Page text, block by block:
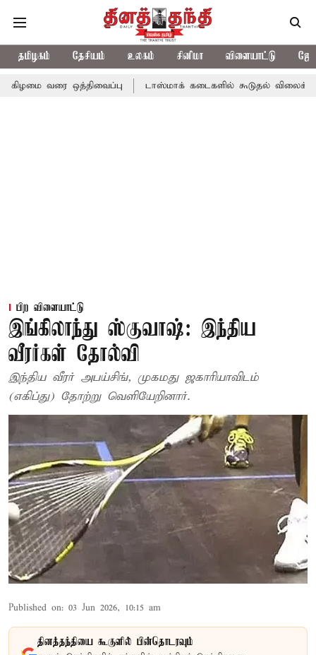
தமிழகம் தேசியம் உலகம் சினிமா விளையாட்டு
ஒத்திவைப்பு டாஸ்மாக் கடைகளில் கூடுதல் விலைக்கு
பிற விளையாட்டு
இங்கிலாந்து ஸ்குவாஷ்: இந்திய
வீரர்கள் தோல்வி
இந்திய வீரர் அபய்சிங், முகமது ஜகாரியாவிடம்
(எகிப்து) தோற்று வெளியேறினார்.
Published on: 03 Jun 2026, 10:15 am
தினத்தந்தியை கூகுளில் பின்தொடரவும்